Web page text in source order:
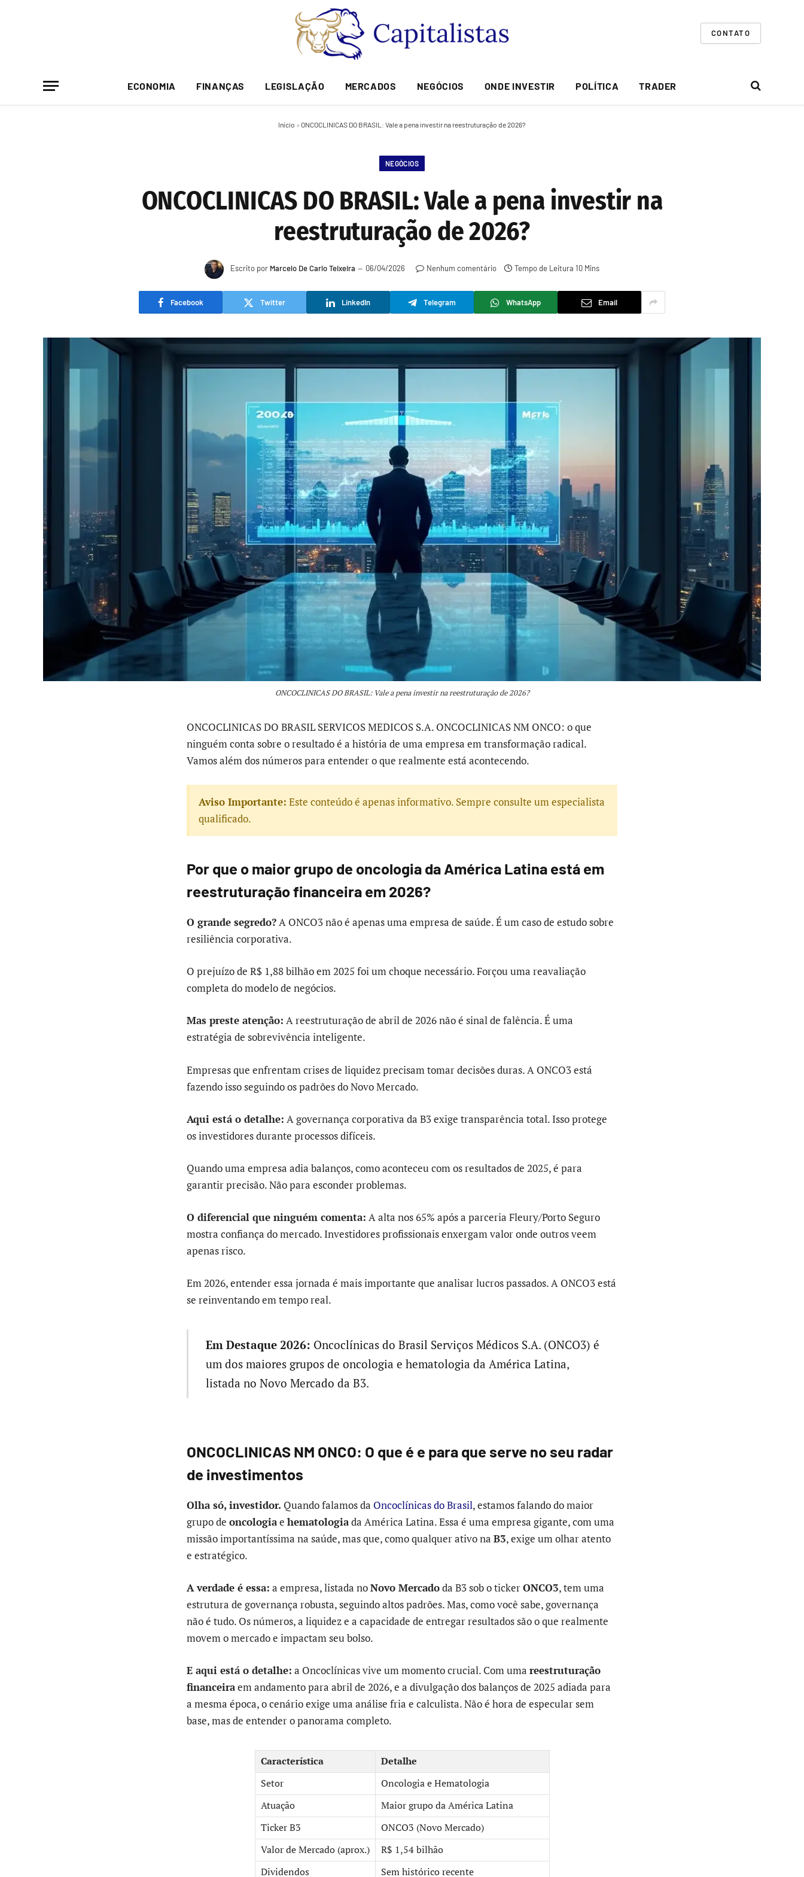
CONTATO
ECONOMIA FINANÇAS LEGISLAÇÃO MERCADOS NEGÓCIOS ONDE INVESTIR POLÍTICA TRADER
Início » ONCOCLINICAS DO BRASIL: Vale a pena investir na reestruturação de 2026?
NEGÓCIOS
ONCOCLINICAS DO BRASIL: Vale a pena investir na
reestruturação de 2026?
Escrito por Marcelo De Carlo Teixeira 06/04/2026 Nenhum comentário Tempo de Leitura 10 Mins
Facebook Twitter LinkedIn Telegram WhatsApp Email
ONCOCLINICAS DO BRASIL: Vale a pena investir na reestruturação de 2026?
ONCOCLINICAS DO BRASIL SERVICOS MEDICOS S.A. ONCOCLINICAS NM ONCO: o que
ninguém conta sobre o resultado é a história de uma empresa em transformação radical.
Vamos além dos números para entender o que realmente está acontecendo.
Aviso Importante: Este conteúdo é apenas informativo. Sempre consulte um especialista
qualificado.
Por que o maior grupo de oncologia da América Latina está em
reestruturação financeira em 2026?
O grande segredo?A ONCO3 não é apenas uma empresa de saúde. É um caso de estudo sobre
resiliência corporativa.
O prejuízo de R$ 1,88 bilhão em 2025 foi um choque necessário. Forçou uma reavaliação
completa do modelo de negócios.
Mas preste atenção: A reestruturação de abril de 2026 não é sinal de falência. É uma
estratégia de sobrevivência inteligente.
Empresas que enfrentam crises de liquidez precisam tomar decisões duras. A ONCO3 está
fazendo isso seguindo os padrões do Novo Mercado.
Aqui está o detalhe: A governança corporativa da B3 exige transparência total. Isso protege
os investidores durante processos difíceis.
Quando uma empresa adia balanços, como aconteceu com os resultados de 2025, é para
garantir precisão. Não para esconder problemas.
O diferencial que ninguém comenta: A alta nos 65% após a parceria Fleury/Porto Seguro
mostra confiança do mercado. Investidores profissionais enxergam valor onde outros veem
apenas risco.
Em 2026, entender essa jornada é mais importante que analisar lucros passados. A ONCO3 está
se reinventando em tempo real.
Em Destaque 2026: Oncoclínicas do Brasil Serviços Médicos S.A. (ONCO3) é
um dos maiores grupos de oncologia e hematologia da América Latina,
listada no Novo Mercado da B3.
ONCOCLINICAS NM ONCO: O que é e para que serve no seu radar
de investimentos
Olha só, investidor. Quando falamos da Oncoclínicas do Brasil, estamos falando do maior
grupo de oncologiae hematologiada América Latina. Essa é uma empresa gigante, com uma
missão importantíssima na saúde, mas que, como qualquer ativo na B3, exige um olhar atento
e estratégico.
A verdade é essa: a empresa, listada noNovo Mercadoda B3 sob o tickerONCO3, tem uma
estrutura de governança robusta, seguindo altos padrões. Mas, como você sabe, governança
não é tudo. Os números, a liquidez e a capacidade de entregar resultados são o que realmente
movem o mercado e impactam seu bolso.
E aqui está o detalhe: a Oncoclínicas vive um momento crucial. Com uma reestruturação
financeiraem andamento para abril de 2026, e a divulgação dos balanços de 2025 adiada para
a mesma época, o cenário exige uma análise fria e calculista. Não é hora de especular sem
base, mas de entender o panorama completo.
Característica
Detalhe
Setor
Oncologia e Hematologia
Atuação
Maior grupo da América Latina
Ticker B3
ONCO3 (Novo Mercado)
Valor de Mercado (aprox.)
R$ 1,54 bilhão
Dividendos
Sem histórico recente